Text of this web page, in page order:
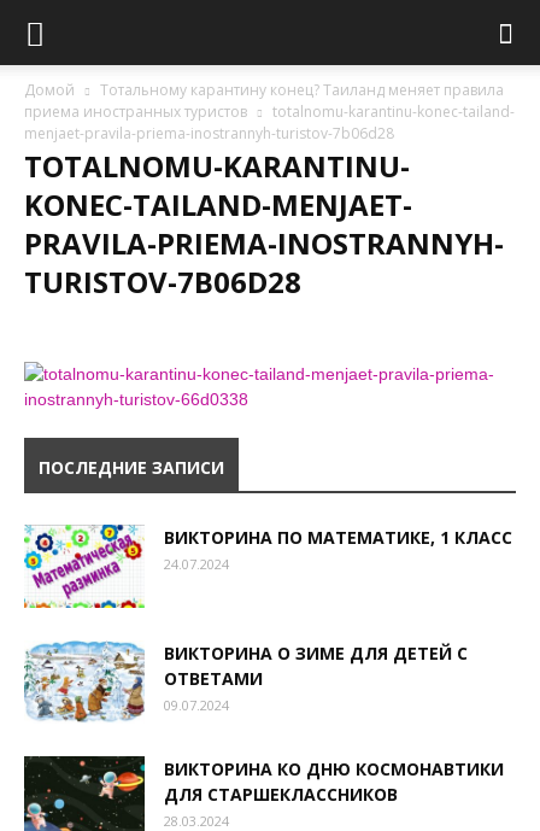
Домой
Тотальному карантину конец? Таиланд меняет правила
приема иностранных туристов
totalnomu-karantinu-konec-tailand-
menjaet-pravila-priema-inostrannyh-turistov-7b06d28
TOTALNOMU-KARANTINU-
KONEC-TAILAND-MENJAET-
PRAVILA-PRIEMA-INOSTRANNYH-
TURISTOV-7B06D28
ПОСЛЕДНИЕ ЗАПИСИ
ВИКТОРИНА ПО МАТЕМАТИКЕ, 1 КЛАСС
24.07.2024
ВИКТОРИНА О ЗИМЕ ДЛЯ ДЕТЕЙ С
ОТВЕТАМИ
09.07.2024
ВИКТОРИНА КО ДНЮ КОСМОНАВТИКИ
ДЛЯ СТАРШЕКЛАССНИКОВ
28.03.2024